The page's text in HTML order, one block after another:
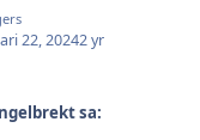
22, 20242 yr
sa: